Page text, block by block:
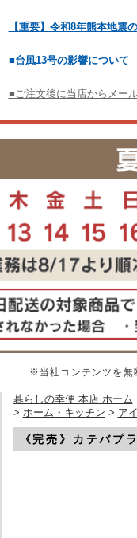
【重要】令和8年熊本地震
■台風13号の影響について
■ご注文後に当店からメー
※当社コンテンツを無
暮らしの幸便 本店 ホーム
> ホーム・キッチン > ア
《完売》カテバプ